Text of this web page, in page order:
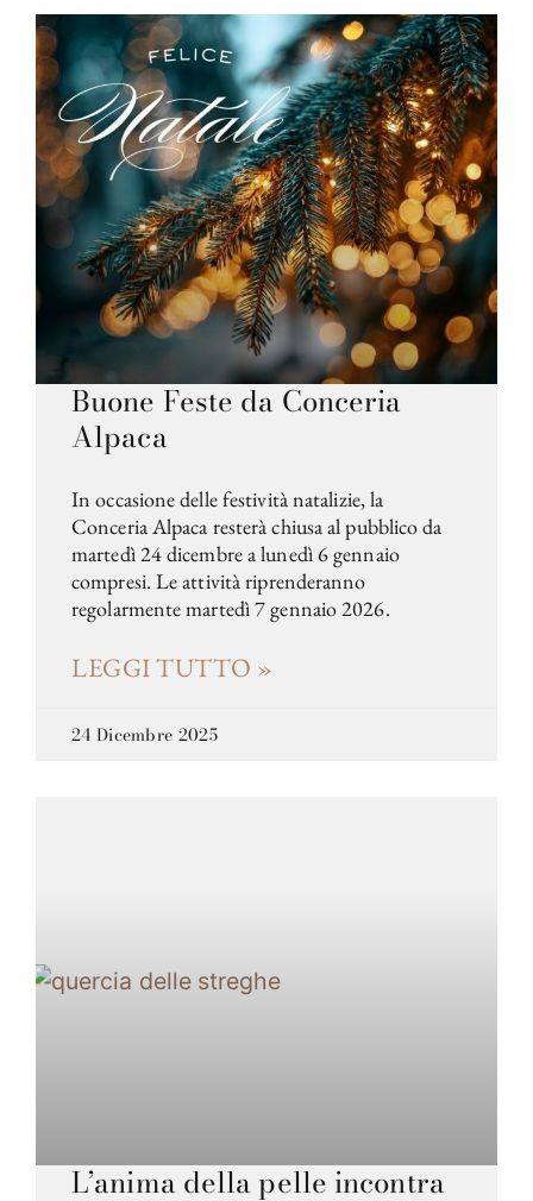
Buone Feste da Conceria
Alpaca
In occasione delle festività natalizie, la
Conceria Alpaca resterà chiusa al pubblico da
martedì 24 dicembre a lunedì 6 gennaio
compresi. Le attività riprenderanno
regolarmente martedì 7 gennaio 2026.
LEGGI TUTTO »
24 Dicembre 2025
L’anima della pelle incontra